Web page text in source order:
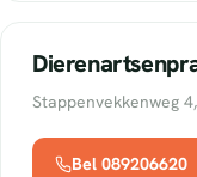
Stappenvekkenweg
Bel 089206620